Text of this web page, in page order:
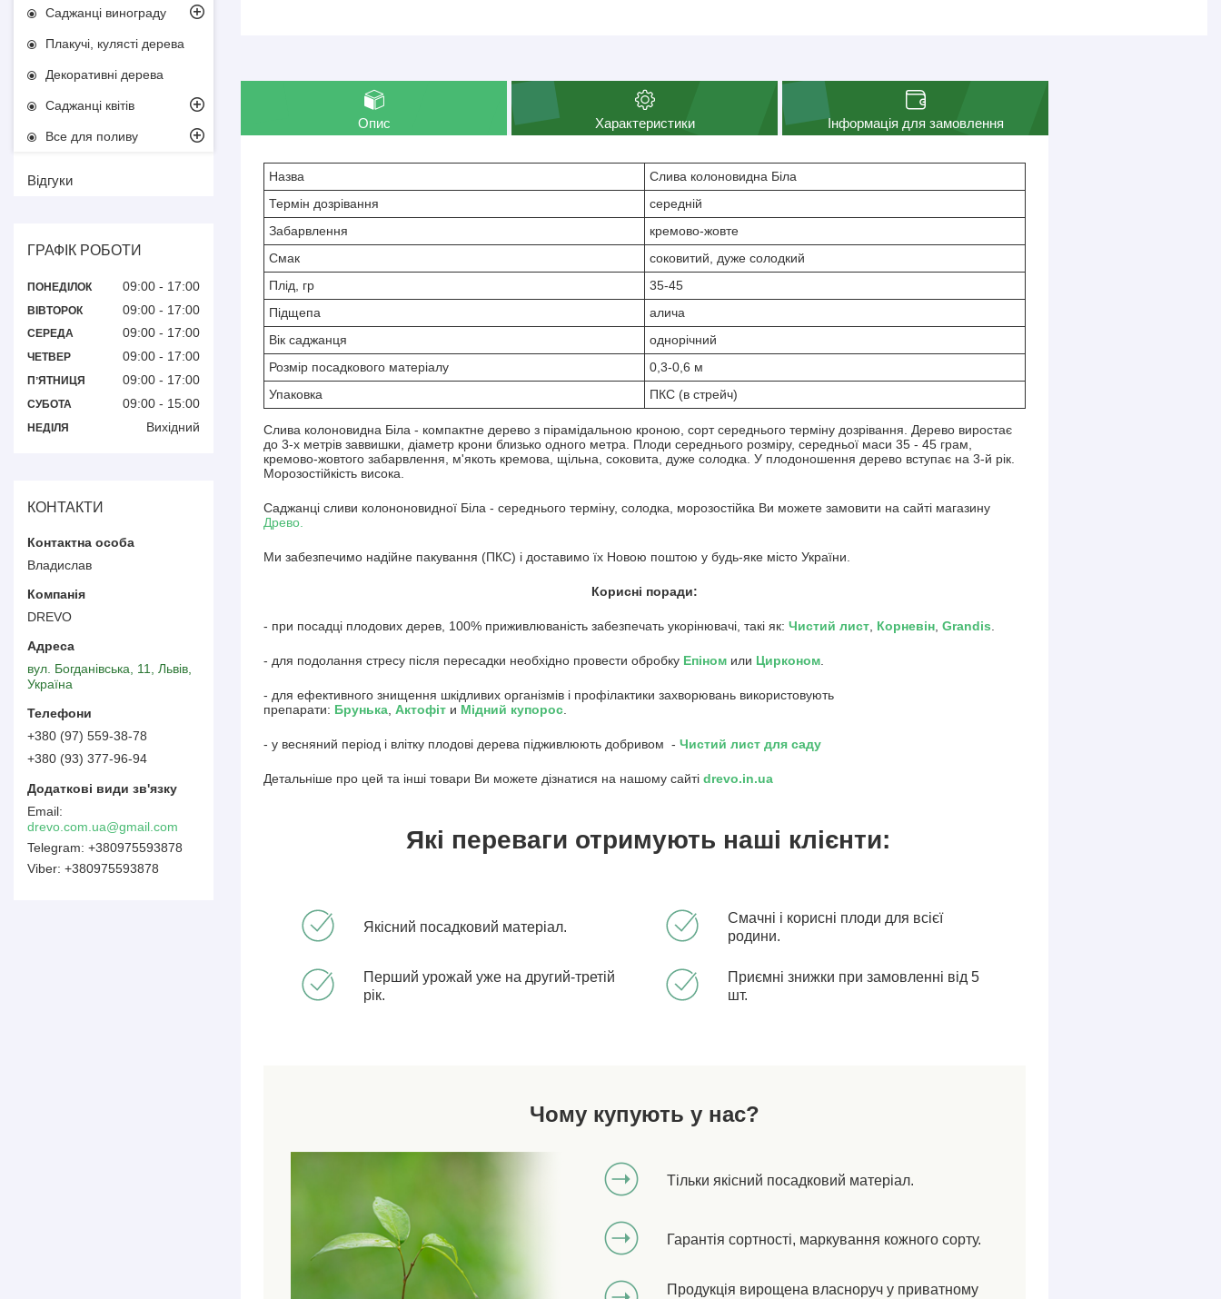
Опис Характеристики Інформація для замовлення
Назва
Слива колоновидна Біла
Термін дозрівання
середній
Забарвлення
кремово-жовте
Смак
соковитий, дуже солодкий
Плід, гр
35-45
Підщепа
алича
Вік саджанця
однорічний
Розмір посадкового матеріалу
0,3-0,6 м
Упаковка
ПКС (в стрейч)
Слива колоновидна Біла - компактне дерево з пірамідальною кроною, сорт середнього терміну дозрівання. Дерево виростає
до 3-х метрів заввишки, діаметр крони близько одного метра. Плоди середнього розміру, середньої маси 35 - 45 грам,
кремово-жовтого забарвлення, м'якоть кремова, щільна, соковита, дуже солодка. У плодоношення дерево вступає на 3-й рік.
Морозостійкість висока.
Саджанці сливи колононовидної Біла - середнього терміну, солодка, морозостійка Ви можете замовити на сайті магазину
Древо.
Ми забезпечимо надійне пакування (ПКС) і доставимо їх Новою поштою у будь-яке місто України.
Корисні поради:
- при посадці плодових дерев, 100% приживлюваність забезпечать укорінювачі, такі як: Чистий лист, Корневін, Grandis.
- для подолання стресу після пересадки необхідно провести обробку Епіном или Цирконом.
- для ефективного знищення шкідливих організмів і профілактики захворювань використовують
препарати: Брунька, Актофіт и Мідний купорос.
- у весняний період і влітку плодові дерева підживлюють добривом - Чистий лист для саду
Детальніше про цей та інші товари Ви можете дізнатися на нашому сайті drevo.in.ua
Які переваги отримують наші клієнти:
Якісний посадковий матеріал.
Перший урожай уже на другий-третій
рік.
Смачні і корисні плоди для всієї
родини.
Приємні знижки при замовленні від 5
шт.
Чому купують у нас?
Тільки якісний посадковий матеріал.
Гарантія сортності, маркування кожного сорту.
Продукція вирощена власноруч у приватному
Саджанці винограду
Плакучі, кулясті дерева
Декоративні дерева
Саджанці квітів
Все для поливу
Відгуки
ГРАФІК РОБОТИ
ПОНЕДІЛОК 09:00 17:00
ВІВТОРОК 09:00 17:00
СЕРЕДА 09:00 17:00
ЧЕТВЕР 09:00 17:00
ПʼЯТНИЦЯ 09:00 17:00
СУБОТА 09:00 15:00
НЕДІЛЯ Вихідний
КОНТАКТИ
Владислав
DREVO
вул. Богданівська, 11, Львів,
Україна
+380 (97) 559-38-78
+380 (93) 377-96-94
drevo.com.ua@gmail.com
+380975593878
+380975593878